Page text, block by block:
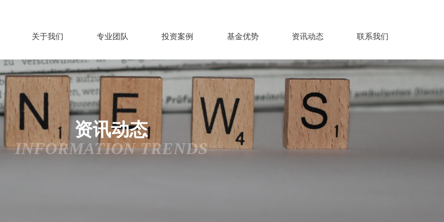
关于我们 专业团队 投资案例 基金优势 资讯动态 联系我们
资讯动态
INFORMATION TRENDS